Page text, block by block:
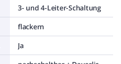
3- und 4-Leiter-Schaltung
flackern
Ja